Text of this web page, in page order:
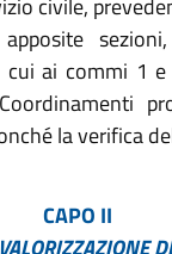
civile,
ai commi 1
la verifica
CAPO II